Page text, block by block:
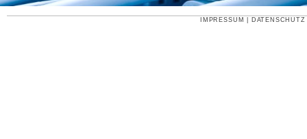
IMPRESSUM DATENSCHUTZ